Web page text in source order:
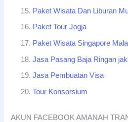
Paket Wisata Dan Liburan
Paket Tour Jogja
Paket Wisata Singapore
Jasa Pasang Baja Ringan
Jasa Pembuatan Visa
Tour Konsorsium
AKUN FACEBOOK AMANAH